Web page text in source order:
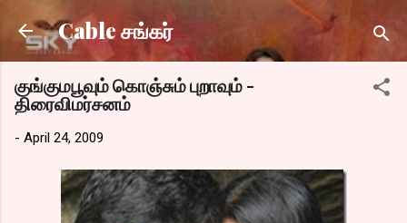
Skip to main content
Cable சங்கர்
குங்குமபூவும் கொஞ்சும் புறாவும் -
திரைவிமர்சனம்
- April 24, 2009